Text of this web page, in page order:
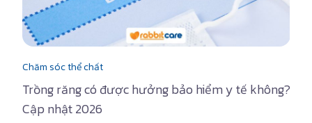
Chăm sóc thể chất
Trồng răng có được hưởng bảo hiểm y tế không?
Cập nhật 2026